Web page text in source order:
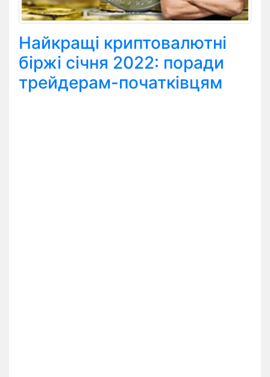
Найкращі криптовалютні
біржі січня 2022: поради
трейдерам-початківцям